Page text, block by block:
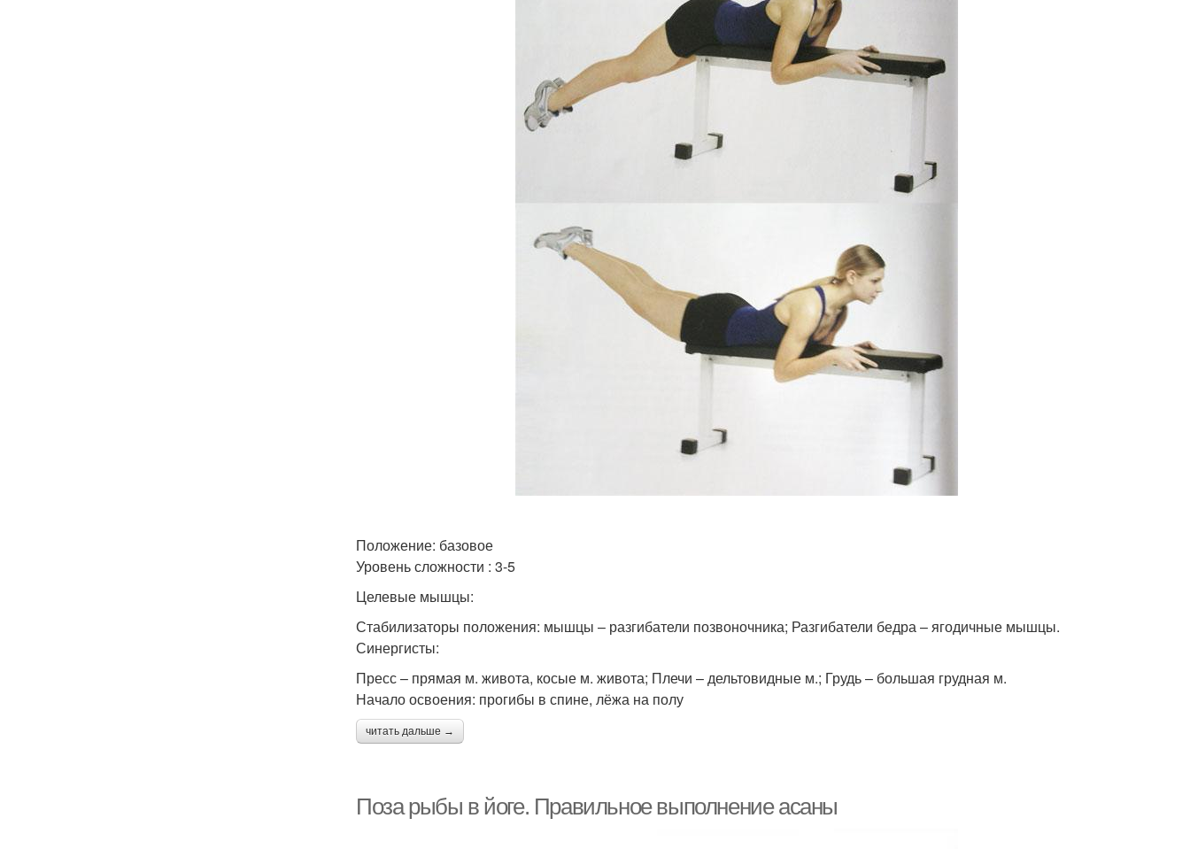
Положение: базовое
Уровень сложности : 3-5
Целевые мышцы:
Стабилизаторы положения: мышцы – разгибатели позвоночника; Разгибатели бедра – ягодичные мышцы.
Синергисты:
Пресс – прямая м. живота, косые м. живота; Плечи – дельтовидные м.; Грудь – большая грудная м.
Начало освоения: прогибы в спине, лёжа на полу
читать дальше →
Поза рыбы в йоге. Правильное выполнение асаны